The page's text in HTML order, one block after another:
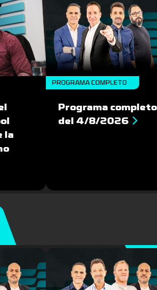
la
PROGRAMA COMPLETO
Programa completo
del 4/8/2026